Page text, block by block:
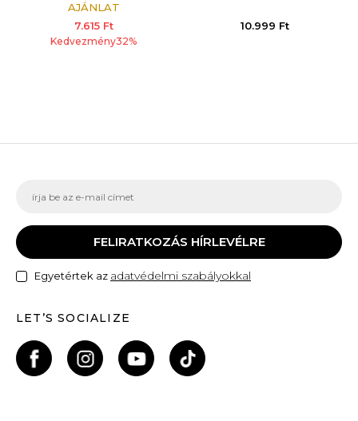
AJÁNLAT
7.615 Ft
Kedvezmény32%
10.999 Ft
FELIRATKOZÁS HÍRLEVÉLRE
Egyetértek az adatvédelmi szabályokkal
LET’S SOCIALIZE